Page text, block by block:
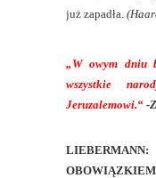
już zapadła.
„ W owym dniu
wszystkie
Jeruzalemowi.“ -